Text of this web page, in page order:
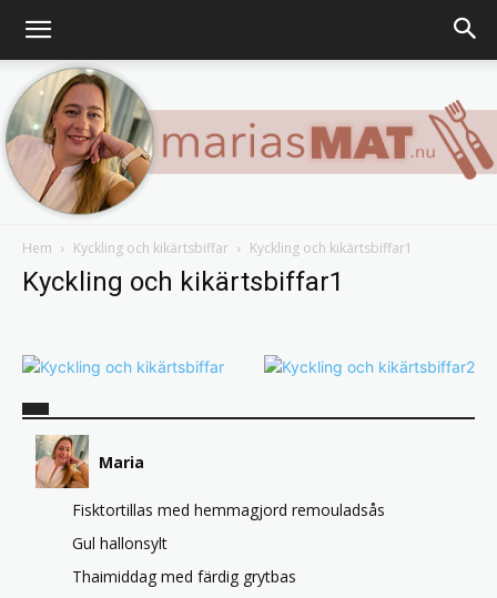
Marias
matblogg
Hem Kyckling och kikärtsbiffar Kyckling och kikärtsbiffar1
Kyckling och kikärtsbiffar1
Maria
Fisktortillas med hemmagjord remouladsås
Gul hallonsylt
Thaimiddag med färdig grytbas